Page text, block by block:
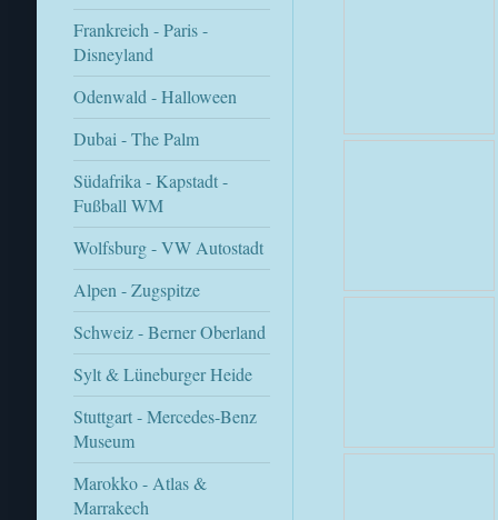
Frankreich - Paris -
Disneyland
Odenwald - Halloween
Dubai - The Palm
Südafrika - Kapstadt -
Fußball WM
Wolfsburg - VW Autostadt
Alpen - Zugspitze
Schweiz - Berner Oberland
Sylt & Lüneburger Heide
Stuttgart - Mercedes-Benz
Museum
Marokko - Atlas &
Marrakech